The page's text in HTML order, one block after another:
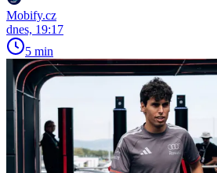
Mobify.cz
dnes, 19:17
5 min